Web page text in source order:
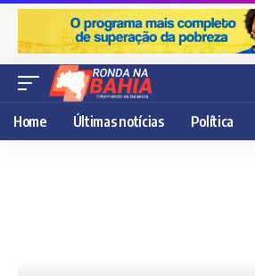
Home Últimas notícias Política